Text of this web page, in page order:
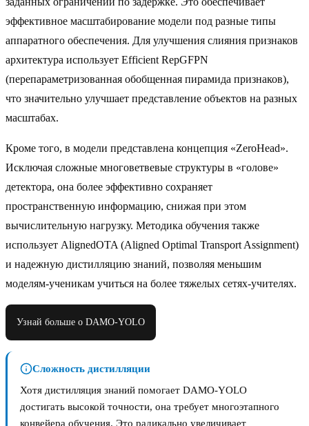
эффективное масштабирование модели под разные типы
аппаратного обеспечения. Для улучшения слияния признаков
архитектура использует Efficient RepGFPN
(перепараметризованная обобщенная пирамида признаков),
что значительно улучшает представление объектов на разных
масштабах.
Кроме того, в модели представлена концепция «ZeroHead».
Исключая сложные многоветвевые структуры в «голове»
детектора, она более эффективно сохраняет
пространственную информацию, снижая при этом
вычислительную нагрузку. Методика обучения также
использует AlignedOTA (Aligned Optimal Transport Assignment)
и надежную дистилляцию знаний, позволяя меньшим
моделям-ученикам учиться на более тяжелых сетях-учителях.
Узнай больше о DAMO-YOLO
Сложность дистилляции
Хотя дистилляция знаний помогает DAMO-YOLO
достигать высокой точности, она требует многоэтапного
конвейера обучения. Это радикально увеличивает